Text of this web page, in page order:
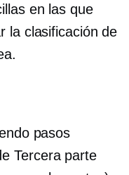
en las que
la clasificación de
pasos
Tercera parte